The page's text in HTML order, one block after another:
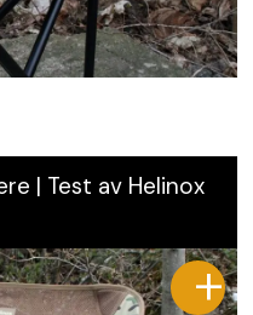
| Test av Helinox